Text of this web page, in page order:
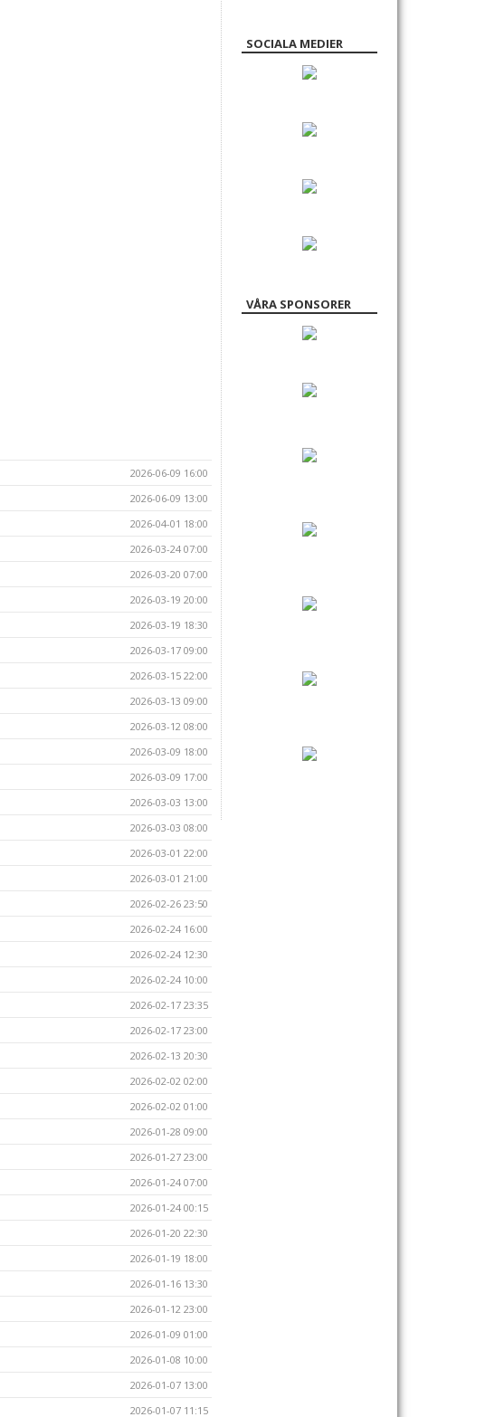
2026-06-09 16:00
2026-06-09 13:00
2026-04-01 18:00
2026-03-24 07:00
2026-03-20 07:00
2026-03-19 20:00
2026-03-19 18:30
2026-03-17 09:00
2026-03-15 22:00
2026-03-13 09:00
2026-03-12 08:00
2026-03-09 18:00
2026-03-09 17:00
2026-03-03 13:00
2026-03-03 08:00
2026-03-01 22:00
2026-03-01 21:00
2026-02-26 23:50
2026-02-24 16:00
2026-02-24 12:30
2026-02-24 10:00
2026-02-17 23:35
2026-02-17 23:00
2026-02-13 20:30
2026-02-02 02:00
2026-02-02 01:00
2026-01-28 09:00
2026-01-27 23:00
2026-01-24 07:00
2026-01-24 00:15
2026-01-20 22:30
2026-01-19 18:00
2026-01-16 13:30
2026-01-12 23:00
2026-01-09 01:00
2026-01-08 10:00
2026-01-07 13:00
2026-01-07 11:15
SOCIALA MEDIER
VÅRA SPONSORER